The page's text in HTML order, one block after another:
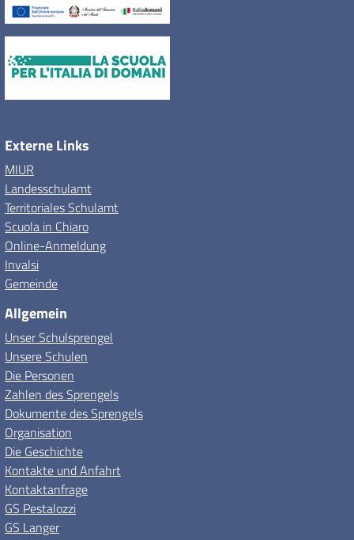
Externe Links
MIUR
Landesschulamt
Territoriales Schulamt
Scuola in Chiaro
Online-Anmeldung
Invalsi
Gemeinde
Allgemein
Unser Schulsprengel
Unsere Schulen
Die Personen
Zahlen des Sprengels
Dokumente des Sprengels
Organisation
Die Geschichte
Kontakte und Anfahrt
Kontaktanfrage
GS Pestalozzi
GS Langer